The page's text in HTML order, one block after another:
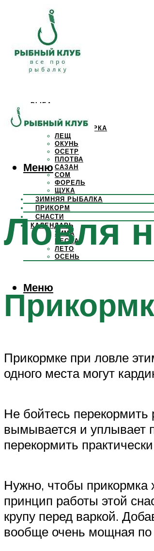
РЫБА
КАРП
КРАСНОПЕРКА
ЛЕЩ
ОКУНЬ
ОСЕТР
ПЛОТВА
САЗАН
СОМ
ФОРЕЛЬ
ЩУКА
ЗИМНЯЯ РЫБАЛКА
ПРИКОРМ
СНАСТИ
КАЛЕНДАРЬ
ЗИМА
ВЕСНА
ЛЕТО
ОСЕНЬ
Меню
Меню
Ловля
Прикормке при ловле
одного места могут
Не бойтесь
вымывается и уплывает
перекормить
Нужно, чтобы
принцип работы этой
крупу перед варкой.
вообще очень мощная по